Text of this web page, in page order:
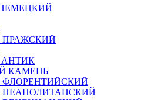
ПРАЖСКИЙ
АНТИК
КАМЕНЬ
ФЛОРЕНТИЙСКИЙ
НЕАПОЛИТАНСКИЙ